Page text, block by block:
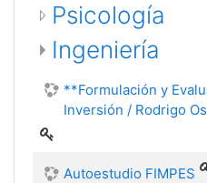
Psicología
Ingeniería
**Formulación y
Inversión / Rodrigo
Autoestudio FIMPES